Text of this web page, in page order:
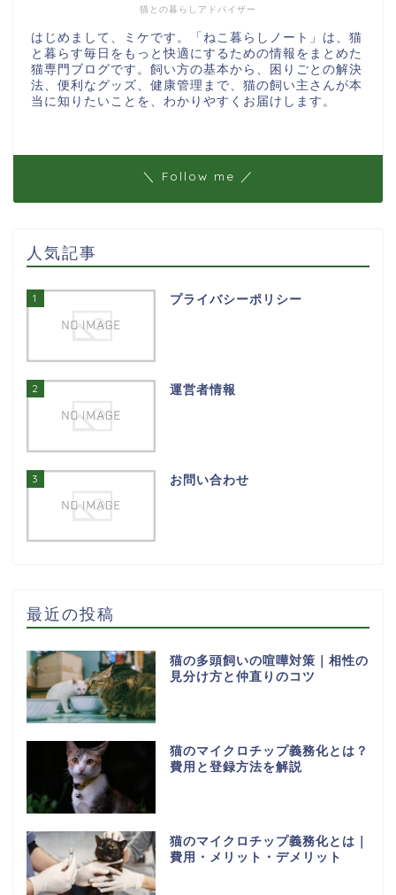
猫との暮らしアドバイザー
はじめまして、ミケです。「ねこ暮らしノート」は、猫
と暮らす毎日をもっと快適にするための情報をまとめた
猫専門ブログです。飼い方の基本から、困りごとの解決
法、便利なグッズ、健康管理まで、猫の飼い主さんが本
当に知りたいことを、わかりやすくお届けします。
＼ Follow me ／
人気記事
1 プライバシーポリシー
2 運営者情報
3 お問い合わせ
最近の投稿
猫の多頭飼いの喧嘩対策｜相性の
見分け方と仲直りのコツ
猫のマイクロチップ義務化とは？
費用と登録方法を解説
猫のマイクロチップ義務化とは｜
費用・メリット・デメリット